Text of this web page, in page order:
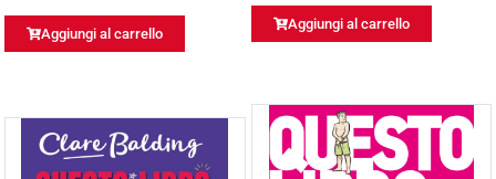
Aggiungi al carrello
Aggiungi al carrello